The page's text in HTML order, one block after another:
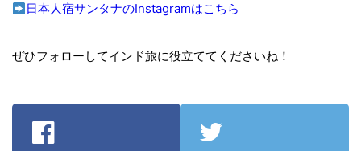
日本人宿サンタナのInstagramはこちら
ぜひフォローしてインド旅に役立ててくださいね！